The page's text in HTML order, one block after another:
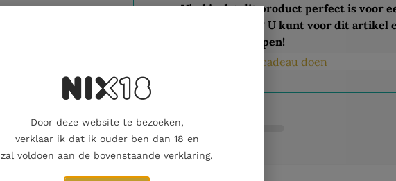
Vind je dat dit product perfect is voor
of een geliefde? U kunt voor dit artikel
cadeaukaart kopen!
Dit product als cadeau doen
Door deze website te bezoeken,
verklaar ik dat ik ouder ben dan 18 en
zal voldoen aan de bovenstaande verklaring.